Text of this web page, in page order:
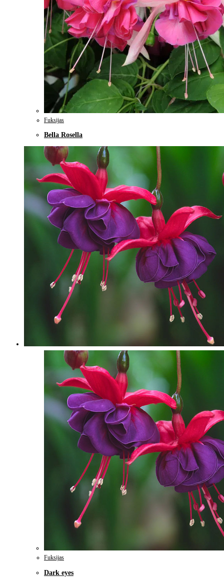
Fuksijas
Bella Rosella
Fuksijas
Dark eyes